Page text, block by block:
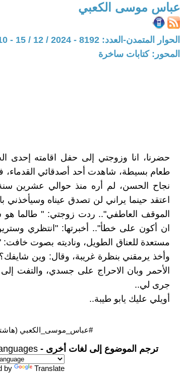
عباس موسى الكعبي
الحوار المتمدن-العدد: 8192 - 2024 / 12 / 15 - 20:10
المحور: كتابات ساخرة
حضرنا، انا وزوجتي إلى حفل اقامته إحدى
طعام بسيطة، شاهدت أحد أصدقائي القدماء،
نجاح الحسن، لم أره منذ حوالي عشرين
اعتقد حينما يراني لن تصدق عيناه
الموقف العاطفي".. ردت زوجتي: " طالما هو
ان أكون على خطأ".. أخبرتها: "انتظري
مستعدة للعناق الطويل، وناديته بصوت
وأخذ يرمقني بنظرة غريبة، وقال: وين
الأحمر وبان الاحراج على جسدي، والتفت
جرى لي..
أويلي عليك يابو طيبة..
#عباس_موسى_الكعبي
ترجم الموضوع إلى لغات أخرى -
by Translate